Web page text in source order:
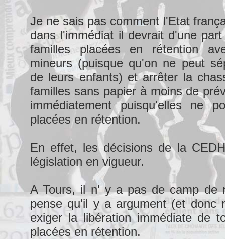
Je ne sais pas comment l'Etat
dans l'immédiat il devrait d'une
familles placées en rétention
mineurs (puisque qu'on ne peut
de leurs enfants) et arrêter la
familles sans papier à moins de
immédiatement puisqu'elles ne
placées en rétention.
En effet, les décisions de la
législation en vigueur.
A Tours, il n' y a pas de camp de
pense qu'il y a argument (et donc
exiger la libération immédiate de
placées en rétention.